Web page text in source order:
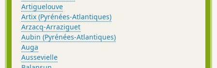
Artiguelouve
Artix (Pyrénées-Atlantiques)
Arzacq-Arraziguet
Aubin (Pyrénées-Atlantiques)
Auga
Aussevielle